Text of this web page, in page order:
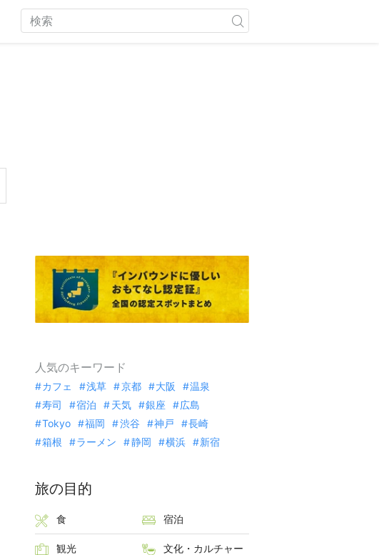
人気のキーワード
カフェ 浅草 京都 大阪
温泉
寿司
宿泊 天気 銀座
広島
Tokyo
福岡 渋谷 神戸
長崎
箱根
ラーメン 静岡 横浜 新宿
旅の目的
食 宿泊
観光 文化・カルチャー